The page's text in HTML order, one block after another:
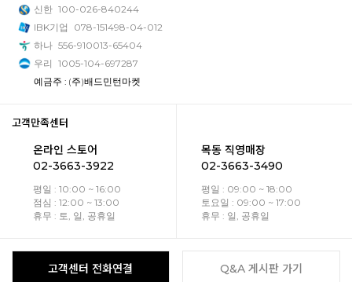
신한 100-026-840244
IBK기업
078-151498-04-012
하나 556-910013-65404
우리 1005-104-697287
예금주 : (주)배드민턴마켓
고객만족센터
온라인 스토어
02-3663-3922
평일 : 10:00 ~ 16:00
점심 : 12:00 ~ 13:00
휴무 : 토, 일, 공휴일
목동 직영매장
02-3663-3490
평일 : 09:00 ~ 18:00
토요일 : 09:00 ~ 17:00
휴무 : 일, 공휴일
고객센터 전화연결 Q&A 게시판 가기